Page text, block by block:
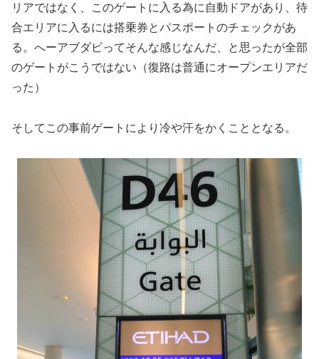
リアではなく、このゲートに入る為に自動ドアがあり、待
合エリアに入るには搭乗券とパスポートのチェックがあ
る。へーアブダビってそんな感じなんだ、と思ったが全部
のゲートがこうではない（復路は普通にオープンエリアだ
った）
そしてこの事前ゲートにより冷や汗をかくこととなる。